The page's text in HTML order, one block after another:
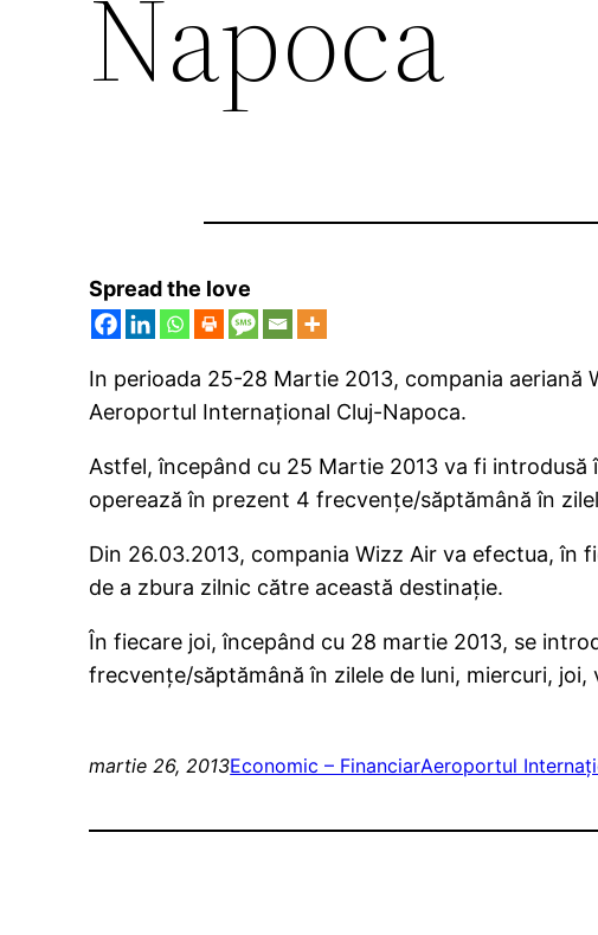
Napoca
Spread the love
In perioada 25-28 Martie 2013, compania
Aeroportul Internaţional Cluj-Napoca.
Astfel, începând cu 25 Martie 2013 va fi
operează în prezent 4 frecvenţe/săptămână în
Din 26.03.2013, compania Wizz Air va efectua, în
de a zbura zilnic către această destinaţie.
În fiecare joi, începând cu 28 martie 2013, se
frecvenţe/săptămână în zilele de luni, miercuri, joi,
martie 26, 2013Economic – FinanciarAeroportul